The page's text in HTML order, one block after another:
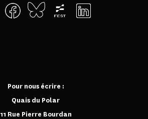
Pour nous écrire :
Quais du Polar
11 Rue Pierre Bourdan